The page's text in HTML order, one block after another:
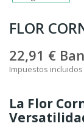
FLOR
22,91 €
Impuestos incluidos
La Flor